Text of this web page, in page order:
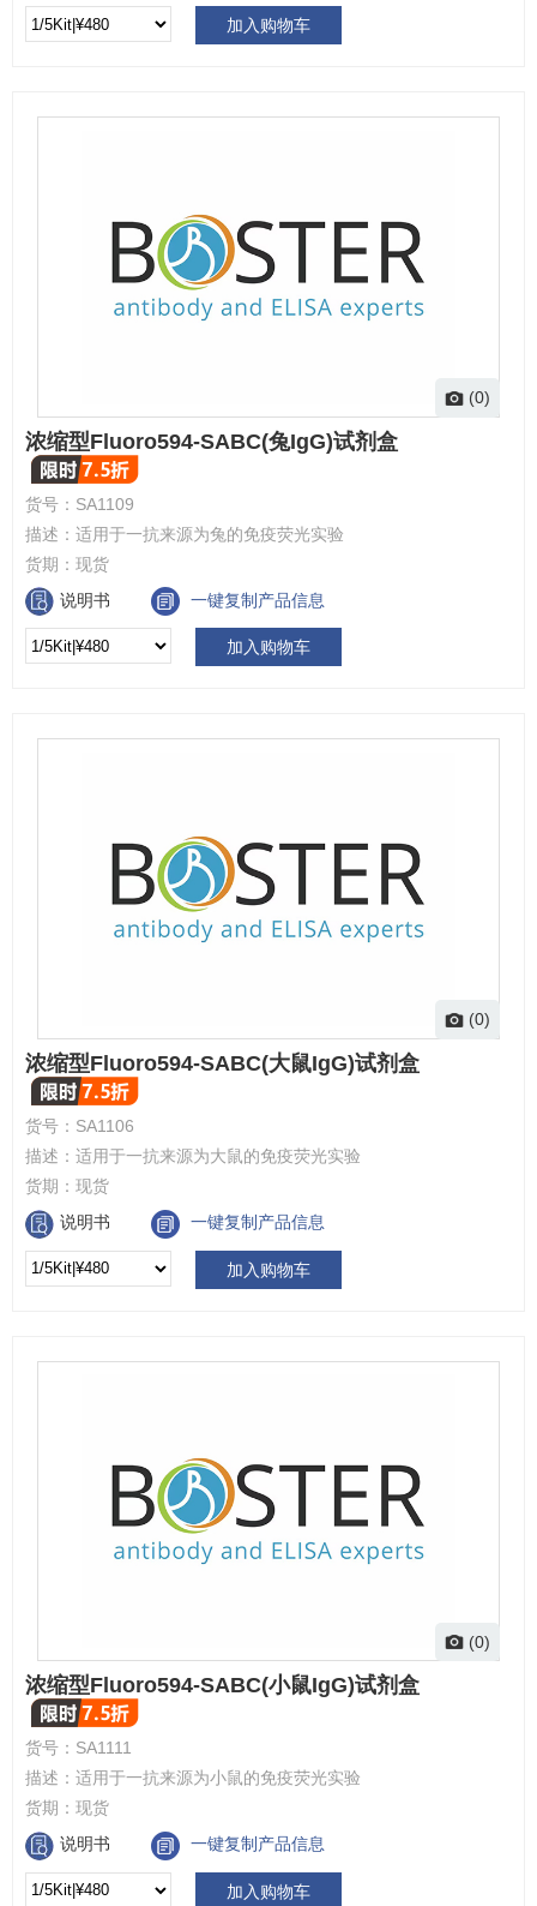
加入购物车
(0)
浓缩型Fluoro594-SABC(兔IgG)试剂盒
货号： SA1109
描述： 适用于一抗来源为兔的免疫荧光实验
货期： 现货
说明书
一键复制产品信息
加入购物车
(0)
浓缩型Fluoro594-SABC(大鼠IgG)试剂盒
货号： SA1106
描述： 适用于一抗来源为大鼠的免疫荧光实验
货期： 现货
说明书
一键复制产品信息
加入购物车
(0)
浓缩型Fluoro594-SABC(小鼠IgG)试剂盒
货号： SA1111
描述： 适用于一抗来源为小鼠的免疫荧光实验
货期： 现货
说明书
一键复制产品信息
加入购物车